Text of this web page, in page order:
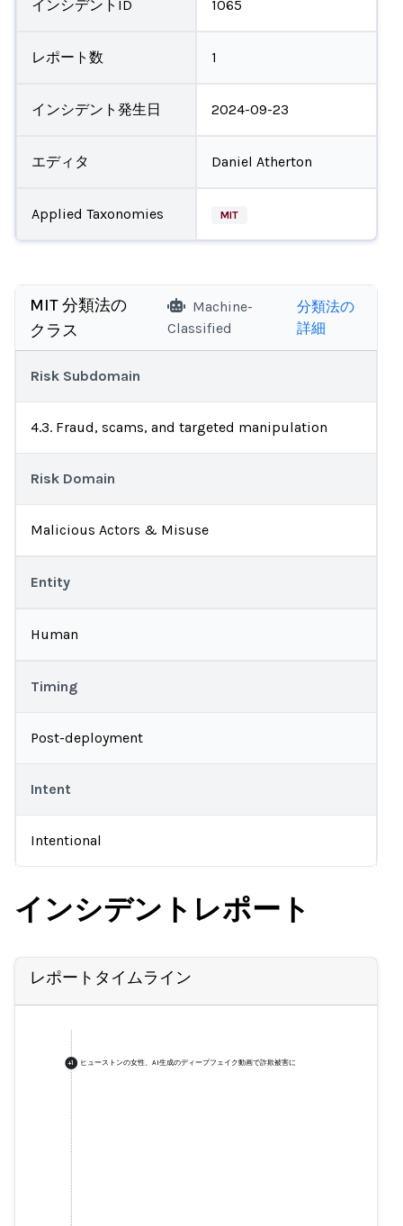
インシデントID 1065
レポート数 1
インシデント発生日 2024-09-23
エディタ Daniel Atherton
Applied Taxonomies MIT
MIT 分類法の
クラス
Machine-
Classified
分類法の
詳細
Risk Subdomain
4.3. Fraud, scams, and targeted manipulation
Risk Domain
Malicious Actors & Misuse
Entity
Human
Timing
Post-deployment
Intent
Intentional
インシデントレポート
レポートタイムライン
+1 ヒューストンの女性、AI生成のディープフェイク動画で詐欺被害に